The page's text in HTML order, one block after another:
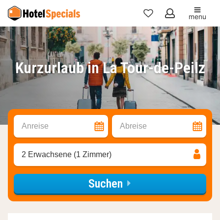
Meine
Favoriten
menu
Kurzurlaub in La Tour-de-Peilz
Anreise Abreise
2 Erwachsene (1 Zimmer)
Suchen